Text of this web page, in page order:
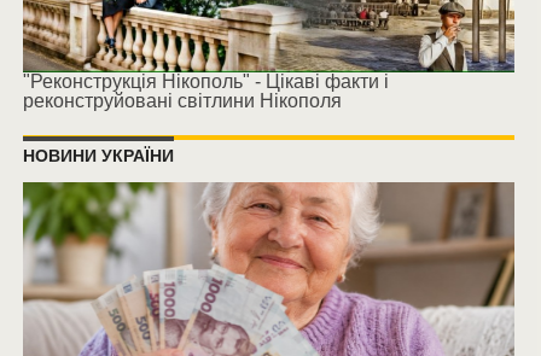
"Реконструкція Нікополь" - Цікаві факти і
реконструйовані світлини Нікополя
НОВИНИ УКРАЇНИ